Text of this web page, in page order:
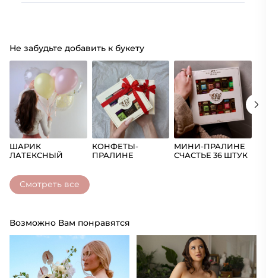
Не забудьте добавить к букету
ШАРИК
ЛАТЕКСНЫЙ
КОНФЕТЫ-
ПРАЛИНЕ
МИНИ-ПРАЛИНЕ
СЧАСТЬЕ 36 ШТУК
Смотреть все
Возможно Вам понравятся